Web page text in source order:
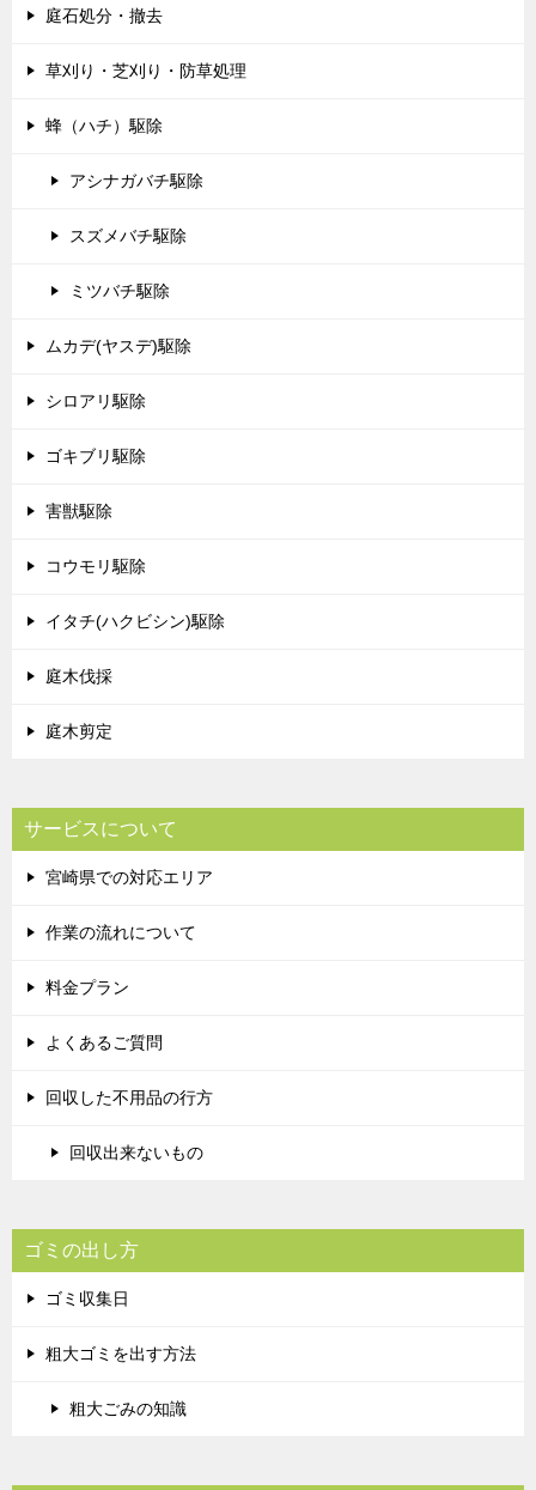
庭石処分・撤去
草刈り・芝刈り・防草処理
蜂（ハチ）駆除
アシナガバチ駆除
スズメバチ駆除
ミツバチ駆除
ムカデ(ヤスデ)駆除
シロアリ駆除
ゴキブリ駆除
害獣駆除
コウモリ駆除
イタチ(ハクビシン)駆除
庭木伐採
庭木剪定
サービスについて
宮崎県での対応エリア
作業の流れについて
料金プラン
よくあるご質問
回収した不用品の行方
回収出来ないもの
ゴミの出し方
ゴミ収集日
粗大ゴミを出す方法
粗大ごみの知識